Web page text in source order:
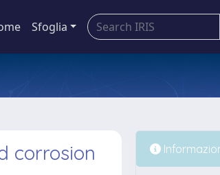
Sfoglia
corrosion